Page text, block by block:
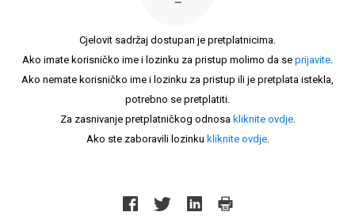
Cjelovit sadržaj dostupan je pretplatnicima.
Ako imate korisničko ime i lozinku za pristup molimo da se prijavite.
Ako nemate korisničko ime i lozinku za pristup ili je pretplata istekla,
potrebno se pretplatiti.
Za zasnivanje pretplatničkog odnosa kliknite ovdje.
Ako ste zaboravili lozinku kliknite ovdje.